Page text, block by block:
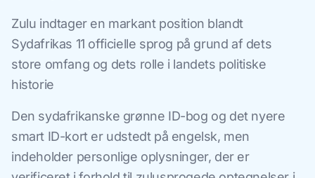
Zulu indtager en markant position blandt
Sydafrikas 11 officielle sprog på grund af dets
store omfang og dets rolle i landets politiske
historie
Den sydafrikanske grønne ID-bog og det nyere
smart ID-kort er udstedt på engelsk, men
indeholder personlige oplysninger, der er